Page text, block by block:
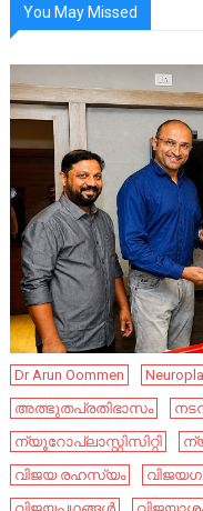
You May Missed
Dr Arun Oommen
അത്ഭുതപ്രതിഭാസം
ന്യൂറോപ്ലാസ്റ്റിസിറ്റി
വിജയ രഹസ്യം